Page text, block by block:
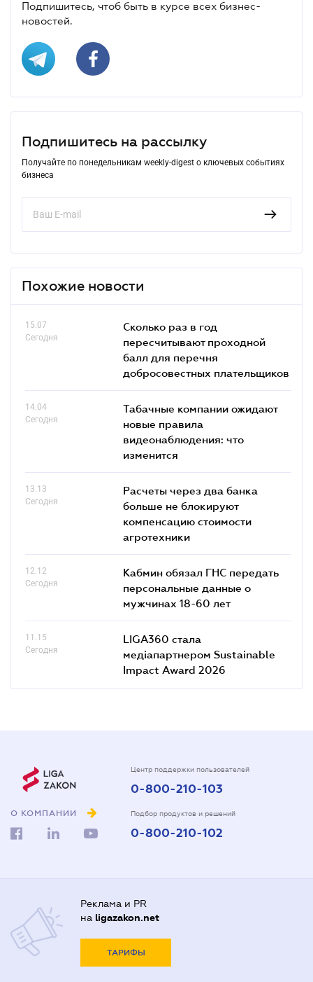
Подпишитесь, чтоб быть в курсе всех бизнес-
новостей.
Подпишитесь на рассылку
Получайте по понедельникам weekly-digest о ключевых событиях
бизнеса
Похожие новости
15.07
Сегодня
Сколько раз в год
пересчитывают проходной
балл для перечня
добросовестных плательщиков
14.04
Сегодня
Табачные компании ожидают
новые правила
видеонаблюдения: что
изменится
13.13
Сегодня
Расчеты через два банка
больше не блокируют
компенсацию стоимости
агротехники
12.12
Сегодня
Кабмин обязал ГНС передать
персональные данные о
мужчинах 18-60 лет
11.15
Сегодня
LIGA360 стала
медіапартнером Sustainable
Impact Award 2026
О КОМПАНИИ
Центр поддержки пользователей
0-800-210-103
Подбор продуктов и решений
0-800-210-102
Реклама и PR
на ligazakon.net
ТАРИФЫ